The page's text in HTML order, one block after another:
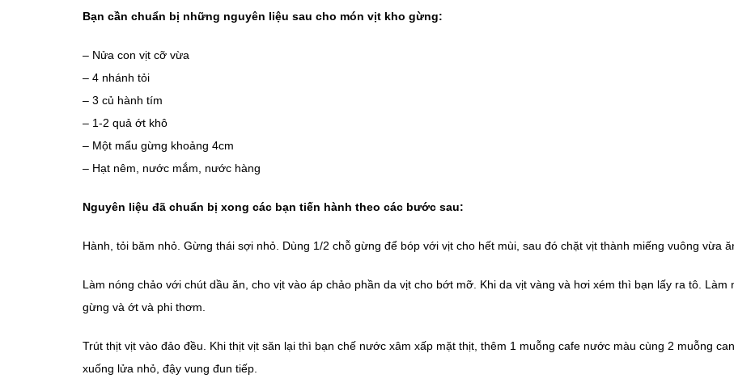
Bạn cần chuẩn bị những nguyên liệu sau cho món vịt kho gừng:
– Nửa con vịt cỡ vừa
– 4 nhánh tỏi
– 3 củ hành tím
– 1-2 quả ớt khô
– Một mẩu gừng khoảng 4cm
– Hạt nêm, nước mắm, nước hàng
Nguyên liệu đã chuẩn bị xong các bạn tiến hành theo các bước sau:
Hành, tỏi băm nhỏ. Gừng thái sợi nhỏ. Dùng 1/2 chỗ gừng để bóp với vịt cho hết mùi, sau đó chặt vịt thành miếng vuông vừa
Làm nóng chảo với chút dầu ăn, cho vịt vào áp chảo phần da vịt cho bớt mỡ. Khi da vịt vàng và hơi xém thì bạn lấy ra tô.
gừng và ớt và phi thơm.
Trút thịt vịt vào đảo đều. Khi thịt vịt săn lại thì bạn chế nước xâm xấp mặt thịt, thêm 1 muỗng cafe nước màu cùng 2 muỗng
xuống lửa nhỏ, đậy vung đun tiếp.